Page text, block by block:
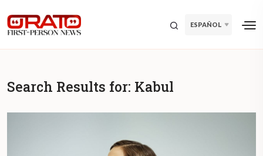
ESPAÑOL
Search Results for: Kabul